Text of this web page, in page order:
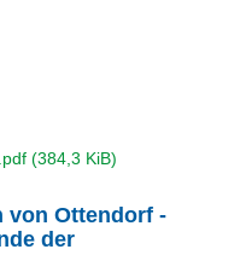
(384,3 KiB)
von Ottendorf -
der